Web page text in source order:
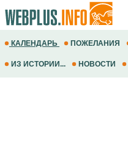
КАЛЕНДАРЬ ПОЖЕЛАНИЯ
ИЗ ИСТОРИИ... НОВОСТИ